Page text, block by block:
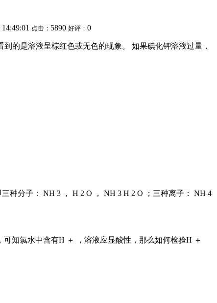
点击： 5890 好评： 0
的是溶液呈棕红色或无色的现象。 如果碘化钾溶液过量，
种分子： NH 3 ， H 2 O ， NH 3 H 2 O ；三种离子： NH 4
知氯水中含有H ＋ ，溶液应显酸性，那么如何检验H ＋